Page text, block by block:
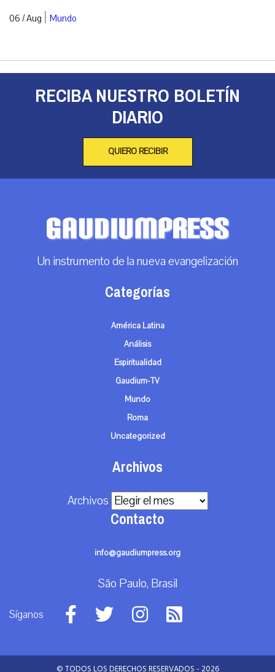
06 / Aug | Mundo
RECIBA NUESTRO BOLETÍN
DIARIO
QUIERO RECIBIR
Un instrumento de la nueva evangelización
Categorías
América Latina
Análisis
Espiritualidad
Gaudium-TV
Mundo
Roma
Uncategorized
Archivos
Archivos
Contacto
info@gaudiumpress.org
São Paulo, Brasil
Síganos
© TODOS LOS DERECHOS RESERVADOS - 2026